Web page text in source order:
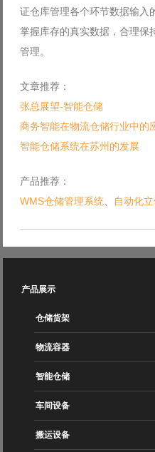
证仓库管理各个环节数据输入
掌握库存的真实数据，合理保
管理。
文章推荐：
张总展望-智能仓储
商务智能在物流仓储行业中的
智能仓储系统在苏州的发展
产品推荐：
WMS仓储管理系统
自动化
产品展示
仓储货架
物流容器
智能仓储
车间设备
搬运设备